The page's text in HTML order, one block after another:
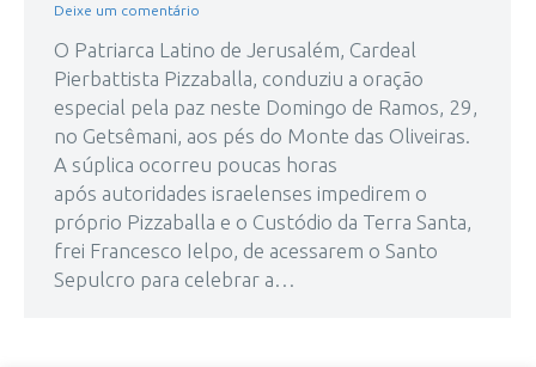
Deixe um comentário
O Patriarca Latino de Jerusalém, Cardeal
Pierbattista Pizzaballa, conduziu a oração
especial pela paz neste Domingo de Ramos, 29,
no Getsêmani, aos pés do Monte das Oliveiras.
A súplica ocorreu poucas horas
após autoridades israelenses impedirem o
próprio Pizzaballa e o Custódio da Terra Santa,
frei Francesco Ielpo, de acessarem o Santo
Sepulcro para celebrar a…